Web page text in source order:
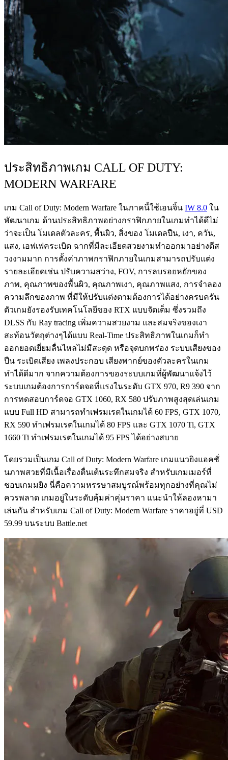
ประสิทธิภาพเกม CALL OF DUTY:
MODERN WARFARE
เกม Call of Duty: Modern Warfare ในภาคนี้ใช้เอนจิ้น IW 8.0 ใน
พัฒนาเกม ด้านประสิทธิภาพอย่างกราฟิกภายในเกมทำได้ดีไม่
ว่าจะเป็น โมเดลตัวละคร, พื้นผิว, สิ่งของ โมเดลปืน, เงา, ควัน,
แสง, เอฟเฟคระเบิด ฉากที่มีละเอียดสวยงามทำออกมาอย่างดีส
วงงามมาก การตั้งค่าภาพกราฟิกภายในเกมสามารถปรับแต่ง
รายละเอียดเช่น ปรับความสว่าง, FOV, การลบรอยหยักของ
ภาพ, คุณภาพของพื้นผิว, คุณภาพเงา, คุณภาพแสง, การจำลอง
ความลึกของภาพ ที่มีให้ปรับแต่งตามต้องการได้อย่างครบครัน
ตัวเกมยังรองรับเทคโนโลยีของ RTX แบบจัดเต็ม ซึ่งรวมถึง
DLSS กับ Ray tracing เพิ่มความสวยงาม และสมจริงของเงา
สะท้อนวัตถุต่างๆได้แบบ Real-Time ประสิทธิภาพในเกมก็ทำ
ออกยอดเยี่ยมลื่นไหลไม่มีสะดุด หรือจุดบกพร่อง ระบบเสียงของ
ปืน ระเบิดเสียง เพลงประกอบ เสียงพากย์ของตัวละครในเกม
ทำได้ดีมาก จากความต้องการของระบบเกมที่ผู้พัฒนาแจ้งไว้
ระบบเกมต้องการการ์ดจอที่แรงในระดับ GTX 970, R9 390 จาก
การทดสอบการ์ดจอ GTX 1060, RX 580 ปรับภาพสูงสุดเล่นเกม
แบบ Full HD สามารถทำเฟรมเรตในเกมได้ 60 FPS, GTX 1070,
RX 590 ทำเฟรมเรตในเกมได้ 80 FPS และ GTX 1070 Ti, GTX
1660 Ti ทำเฟรมเรตในเกมได้ 95 FPS ได้อย่างสบาย
โดยรวมเป็นเกม Call of Duty: Modern Warfare เกมแนวยิงแอคชั่
นภาพสวยที่มีเนื้อเรื่องตื่นเต้นระทึกสมจริง สำหรับเกมเมอร์ที่
ชอบเกมมยิง นี่คือความหรรษาสมบูรณ์พร้อมทุกอย่างที่คุณไม่
ควรพลาด เกมอยู่ในระดับคุ้มค่าคุ่มราคา แนะนำให้ลองหามา
เล่นกัน สำหรับเกม Call of Duty: Modern Warfare ราคาอยู่ที่ USD
59.99 บนระบบ Battle.net